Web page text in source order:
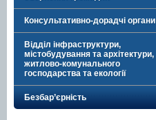
Консультативно-дорадчі органи
Відділ інфраструктури,
містобудування та архітектури,
житлово-комунального
господарства та екології
Безбар’єрність